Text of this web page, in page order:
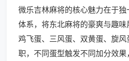
微乐吉林麻将的核心魅力在于独
体系，将东北麻将的豪爽与趣
鸡飞蛋、三风蛋、双黄蛋、旋
职，不同蛋型触发不同加分效